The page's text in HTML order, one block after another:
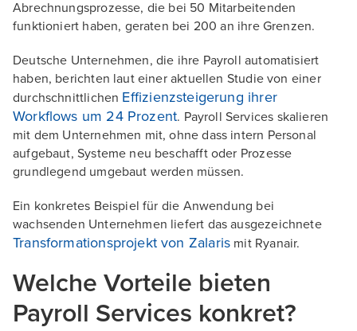
Abrechnungsprozesse, die bei 50 Mitarbeitenden
funktioniert haben, geraten bei 200 an ihre Grenzen.
Deutsche Unternehmen, die ihre Payroll automatisiert
haben, berichten laut einer aktuellen Studie von einer
durchschnittlichen Effizienzsteigerung ihrer
Workflows um 24 Prozent. Payroll Services skalieren
mit dem Unternehmen mit, ohne dass intern Personal
aufgebaut, Systeme neu beschafft oder Prozesse
grundlegend umgebaut werden müssen.
Ein konkretes Beispiel für die Anwendung bei
wachsenden Unternehmen liefert das ausgezeichnete
Transformationsprojekt von Zalaris mit Ryanair.
Welche Vorteile bieten
Payroll Services konkret?